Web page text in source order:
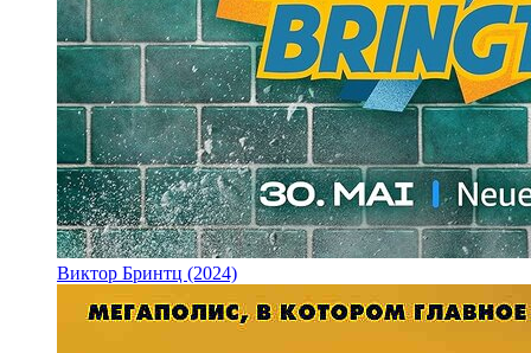
Виктор Бринтц (2024)